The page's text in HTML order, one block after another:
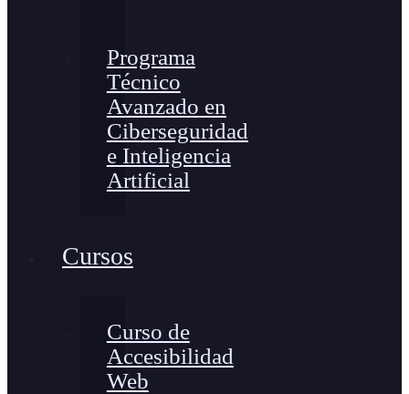
Programa
Técnico
Avanzado en
Ciberseguridad
e Inteligencia
Artificial
Cursos
Curso de
Accesibilidad
Web